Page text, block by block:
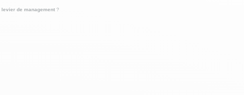
levier de management ?